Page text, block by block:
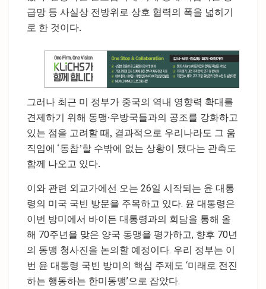
급망 등 사실상 전방위로 상호 협력의 폭을 넓히기
로 한 것이다.
그러나 최근 미 정부가 중국의 역내 영향력 확대를
견제하기 위해 동맹·우방국들과의 공조를 강화하고
있는 점을 고려할 때, 결과적으로 우리나라도 그 움
직임에 ‘동참’할 수밖에 없는 상황이 됐다는 관측도
함께 나오고 있다.
이와 관련 외교가에선 오는 26일 시작되는 윤 대통
령의 미국 국빈 방문을 주목하고 있다. 윤 대통령은
이번 방미에서 바이든 대통령과의 회담을 통해 올
해 70주년을 맞은 양국 동맹을 평가하고, 향후 70년
의 동맹 청사진을 논의할 예정이다. 우리 정부는 이
번 윤 대통령 국빈 방미의 핵심 주제도 ‘미래로 전진
하는 행동하는 한미동맹’으로 잡았다.